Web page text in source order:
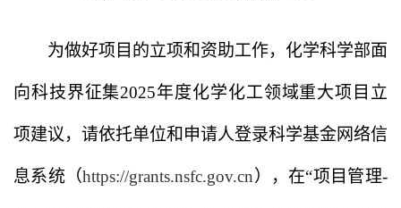
为做好项目的立项和资助工作，化学科学部面
向科技界征集2025年度化学化工领域重大项目立
项建议，请依托单位和申请人登录科学基金网络信
息系统（https://grants.nsfc.gov.cn），在“项目管理-